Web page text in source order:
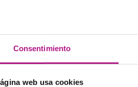
Consentimiento
web usa cookies
empezar algo de repente o
out during the night –